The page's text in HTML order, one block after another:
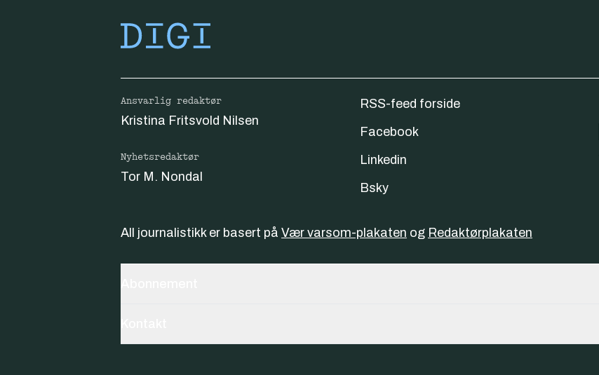
Ansvarlig redaktør
Kristina Fritsvold Nilsen
Nyhetsredaktør
Tor M. Nondal
RSS-feed forside
Facebook
Linkedin
Bsky
All journalistikk er basert på Vær varsom-plakaten og Redaktørplakaten